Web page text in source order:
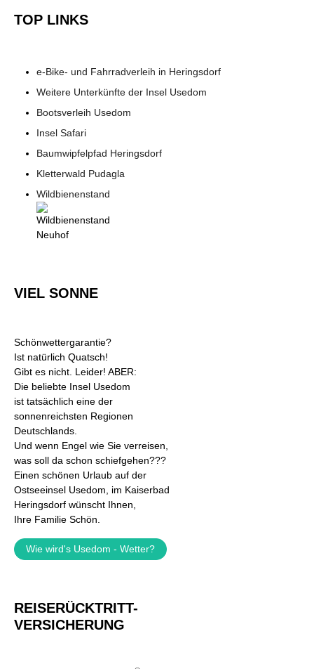
TOP LINKS
e-Bike- und Fahrradverleih in Heringsdorf
Weitere Unterkünfte der Insel Usedom
Bootsverleih Usedom
Insel Safari
Baumwipfelpfad Heringsdorf
Kletterwald Pudagla
Wildbienenstand
VIEL SONNE
Schönwettergarantie?
Ist natürlich Quatsch!
Gibt es nicht. Leider! ABER:
Die beliebte Insel Usedom
ist tatsächlich eine der
sonnenreichsten Regionen
Deutschlands.
Und wenn Engel wie Sie verreisen,
was soll da schon schiefgehen???
Einen schönen Urlaub auf der
Ostseeinsel Usedom, im Kaiserbad
Heringsdorf wünscht Ihnen,
Ihre Familie Schön.
Wie wird's Usedom - Wetter?
REISERÜCKTRITT-
VERSICHERUNG